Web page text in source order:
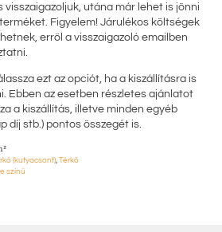
visszaigazoljuk, utána már lehet is jönni
Figyelem! Járulékos költségek
erről a visszaigazoló emailben
ezt az opciót, ha a kiszállításra is
Ebben az esetben részletes ajánlatot
a kiszállítás, illetve minden egyéb
díj stb.) pontos összegét is.
(kutyacsont), Térkő
színű